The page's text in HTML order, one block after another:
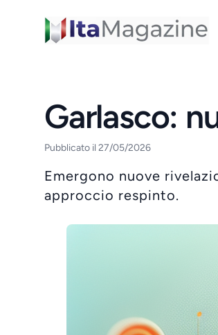
ItaMagazine
Garlasco:
Pubblicato il 27/05/2026
Emergono nuove
approccio respinto.